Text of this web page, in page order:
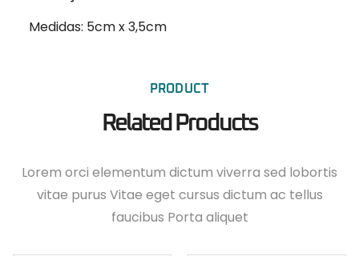
Medidas: 5cm x 3,5cm
PRODUCT
Related Products
Lorem orci elementum dictum viverra sed lobortis
vitae purus Vitae eget cursus dictum ac tellus
faucibus Porta aliquet